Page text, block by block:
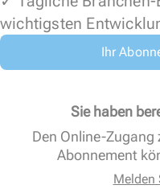
wichtigsten
Ihr
Sie haben
Den Online-Zugang
Abonnement
Melden